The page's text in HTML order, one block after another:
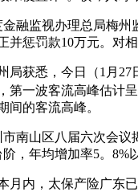
监视办理总局梅州
并惩罚款10万元。对
悉，今日（1月27日
第一波客流高峰估计
间的客流高峰。
山区八届六次会议揭
，年均增加率5。8%
内，太保产险广东已